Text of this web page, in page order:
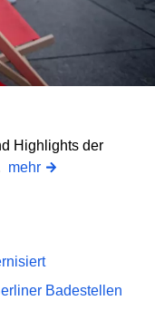
Highlights der
mehr
Badestellen